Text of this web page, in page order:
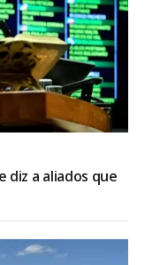
diz a aliados que